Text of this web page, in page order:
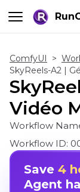
ComfyUI >
SkyReels-A2 |
Vidéo
Workflow
Workflow ID:
Save 4
Agent